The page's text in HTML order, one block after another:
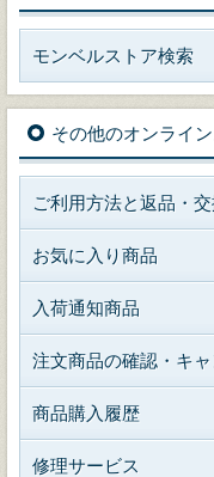
モンベルストア検索
その他のオンライ
ご利用方法と返品・
お気に入り商品
入荷通知商品
注文商品の確認・キ
商品購入履歴
修理サービス